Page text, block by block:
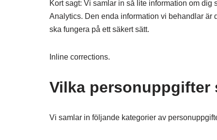
Kort sagt: Vi samlar in så lite information om
Analytics. Den enda information vi behandlar är
ska fungera på ett säkert sätt.
Inline corrections.
Vilka personuppgifter
Vi samlar in följande kategorier av